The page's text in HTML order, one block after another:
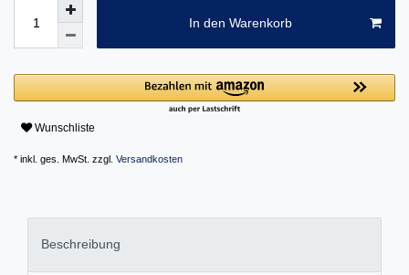
In den Warenkorb
Wunschliste
* inkl. ges. MwSt. zzgl. Versandkosten
Beschreibung